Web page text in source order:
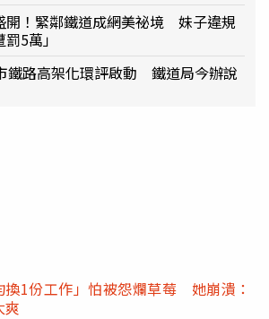
開！緊鄰鐵道成網美祕境 妹子違規
5萬」
鐵路高架化環評啟動 鐵道局今辦說
換1份工作」怕被怨爛草莓 她崩潰：
爽